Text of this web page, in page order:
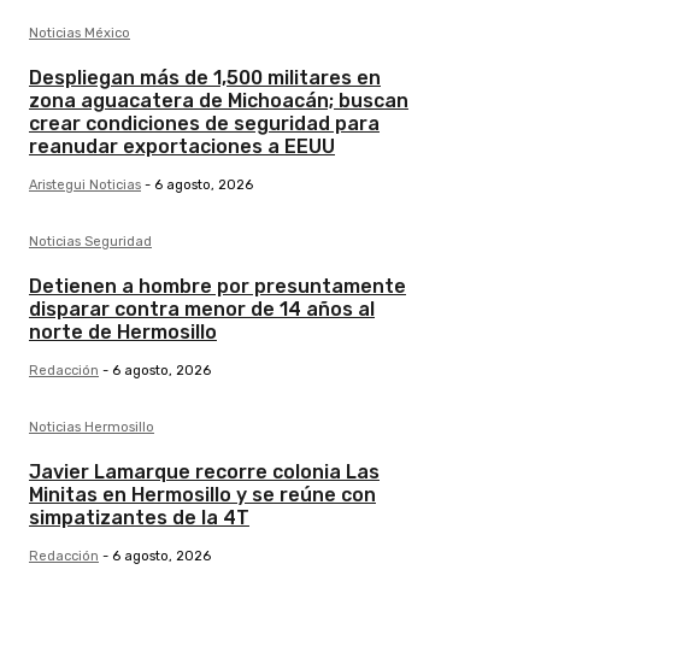
Noticias México
Despliegan más de 1,500 militares en
zona aguacatera de Michoacán; buscan
crear condiciones de seguridad para
reanudar exportaciones a EEUU
Aristegui Noticias - 6 agosto, 2026
Noticias Seguridad
Detienen a hombre por presuntamente
disparar contra menor de 14 años al
norte de Hermosillo
Redacción - 6 agosto, 2026
Noticias Hermosillo
Javier Lamarque recorre colonia Las
Minitas en Hermosillo y se reúne con
simpatizantes de la 4T
Redacción - 6 agosto, 2026